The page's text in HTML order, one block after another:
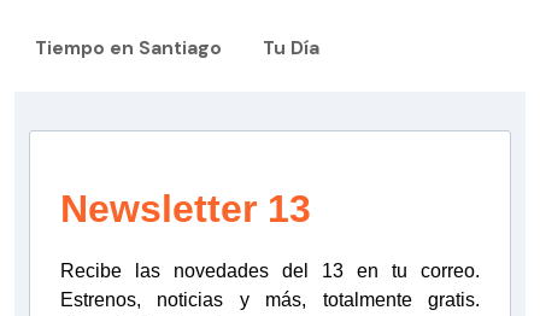
Tiempo en Santiago Tu Día
Newsletter 13
Recibe las novedades del 13 en tu correo.
Estrenos, noticias y más, totalmente gratis.